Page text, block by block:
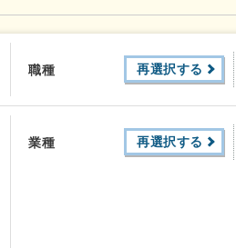
職種 再選択する
業種 再選択する